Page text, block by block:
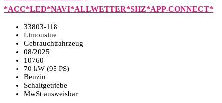
*ACC*LED*NAVI*ALLWETTER*SHZ*APP-CONNECT*
33803-118
Limousine
Gebrauchtfahrzeug
08/2025
10760
70 kW (95 PS)
Benzin
Schaltgetriebe
MwSt ausweisbar